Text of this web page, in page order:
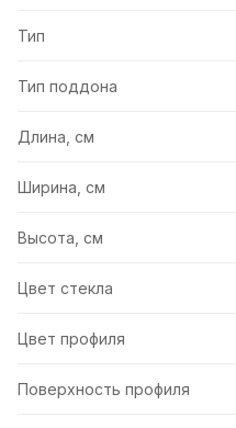
Тип
Тип поддона
Длина, см
Ширина, см
Высота, см
Цвет стекла
Цвет профиля
Поверхность профиля